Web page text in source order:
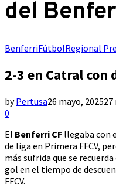
del
BenferriFútbolRegional
2-3 en Catral
byPertusa26 mayo, 202527
0
El Benferri CF llegaba con
de liga en Primera FFCV,
más sufrida que se
gol en el tiempo de
FFCV.